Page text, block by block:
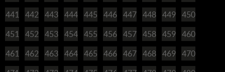
441 442 443 444 445 446 447 448 449 450
451 452 453 454 455 456 457 458 459 460
461 462 463 464 465 466 467 468 469 470